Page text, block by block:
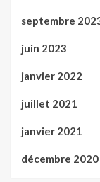
septembre
juin 2023
janvier 2022
juillet 2021
janvier 2021
décembre 2020